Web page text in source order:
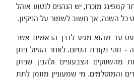
קמפינג מוכרז, יש הנהנים לנטוע אוהל
השנה, אך חשוב לשמור על הניקיון.
עד שהוא מגיע לדרך הראשית אשר
זוהי נקודת הסיום. לאחר הטיול ניתן
מהשווקים הצבעוניים ולהבין שניתן
והמוסלמים. מי שמעוניין מוזמן לתת